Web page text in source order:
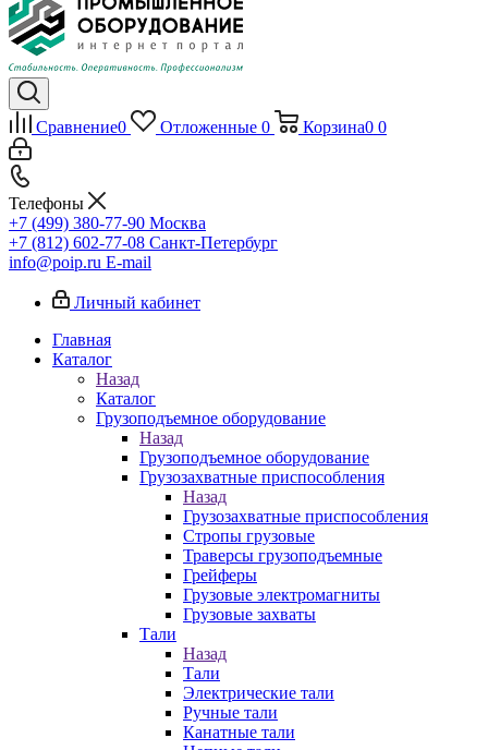
Сравнение0 Отложенные 0 Корзина0 0
Телефоны
+7 (499) 380-77-90 Москва
+7 (812) 602-77-08 Санкт-Петербург
info@poip.ru E-mail
Личный кабинет
Главная
Каталог
Назад
Каталог
Грузоподъемное оборудование
Назад
Грузоподъемное оборудование
Грузозахватные приспособления
Назад
Грузозахватные приспособления
Стропы грузовые
Траверсы грузоподъемные
Грейферы
Грузовые электромагниты
Грузовые захваты
Тали
Назад
Тали
Электрические тали
Ручные тали
Канатные тали